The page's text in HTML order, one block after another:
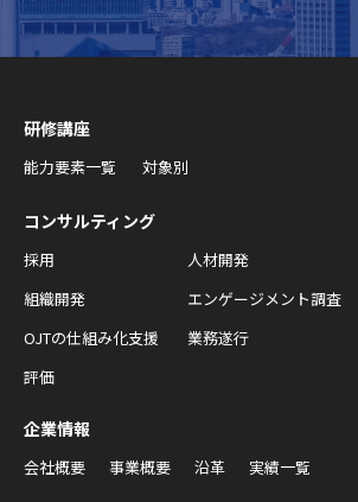
研修講座
能力要素一覧 対象別
コンサルティング
採用
人材開発
組織開発
エンゲージメント調査
OJTの仕組み化支援
業務遂行
評価
企業情報
会社概要 事業概要 沿革 実績一覧